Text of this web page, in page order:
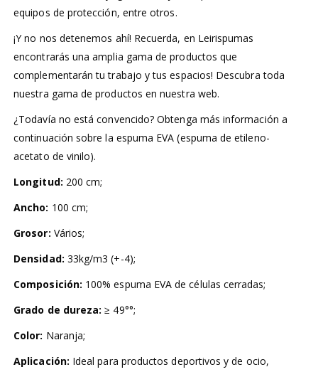
equipos de protección, entre otros.
¡Y no nos detenemos ahí! Recuerda, en Leirispumas
encontrarás una amplia gama de productos que
complementarán tu trabajo y tus espacios! Descubra toda
nuestra gama de productos en nuestra web.
¿Todavía no está convencido? Obtenga más información a
continuación sobre la espuma EVA (espuma de etileno-
acetato de vinilo).
Longitud: 200 cm;
Ancho: 100 cm;
Grosor: Vários;
Densidad: 33kg/m3 (+-4);
Composición: 100% espuma EVA de células cerradas;
Grado de dureza: ≥ 49°°;
Color: Naranja;
Aplicación: Ideal para productos deportivos y de ocio,